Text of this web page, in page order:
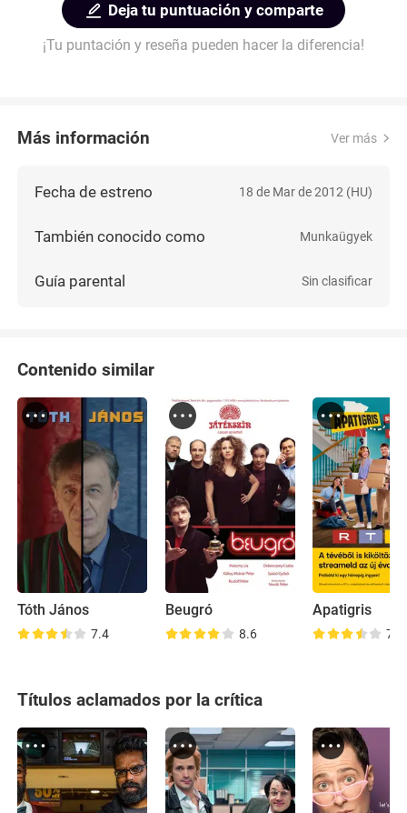
Deja tu puntuación y comparte
¡Tu puntación y reseña pueden hacer la diferencia!
Más información Ver más
Fecha de estreno 18 de Mar de 2012 (HU)
También conocido como Munkaügyek
Guía parental Sin clasificar
Contenido similar
Tóth János
7.4
Beugró
8.6
Apatigris
7.2
Títulos aclamados por la crítica